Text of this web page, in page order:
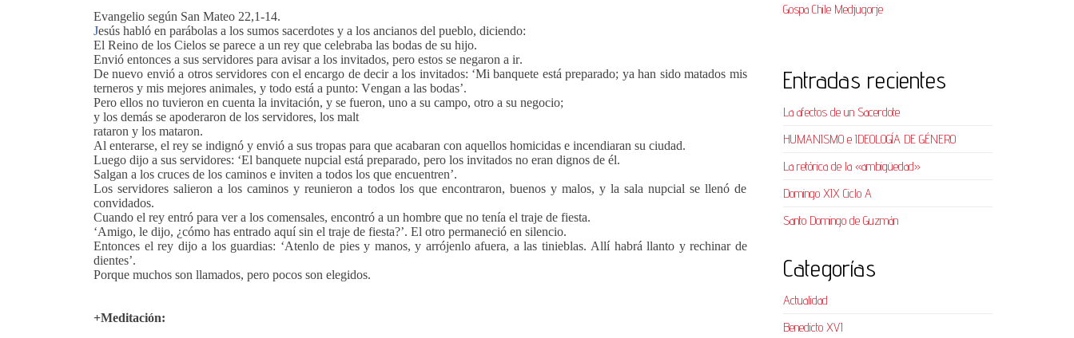
Evangelio según San Mateo 22,1-14.
Jesús habló en parábolas a los sumos sacerdotes y a los ancianos del pueblo, diciendo:
El Reino de los Cielos se parece a un rey que celebraba las bodas de su hijo.
Envió entonces a sus servidores para avisar a los invitados, pero estos se negaron a ir.
De nuevo envió a otros servidores con el encargo de decir a los invitados: ‘Mi banquete está preparado; ya han sido matados mis
terneros y mis mejores animales, y todo está a punto: Vengan a las bodas’.
Pero ellos no tuvieron en cuenta la invitación, y se fueron, uno a su campo, otro a su negocio;
y los demás se apoderaron de los servidores, los malt
rataron y los mataron.
Al enterarse, el rey se indignó y envió a sus tropas para que acabaran con aquellos homicidas e incendiaran su ciudad.
Luego dijo a sus servidores: ‘El banquete nupcial está preparado, pero los invitados no eran dignos de él.
Salgan a los cruces de los caminos e inviten a todos los que encuentren’.
Los servidores salieron a los caminos y reunieron a todos los que encontraron, buenos y malos, y la sala nupcial se llenó de
convidados.
Cuando el rey entró para ver a los comensales, encontró a un hombre que no tenía el traje de fiesta.
‘Amigo, le dijo, ¿cómo has entrado aquí sin el traje de fiesta?’. El otro permaneció en silencio.
Entonces el rey dijo a los guardias: ‘Atenlo de pies y manos, y arrójenlo afuera, a las tinieblas. Allí habrá llanto y rechinar de
dientes’.
Porque muchos son llamados, pero pocos son elegidos.
+Meditación:
Gospa Chile Medjugorje
Entradas recientes
La afectos de un Sacerdote
HUMANISMO e IDEOLOGÍA DE GÉNERO
La retórica de la «ambigüedad»
Domingo XIX Ciclo A
Santo Domingo de Guzmán
Categorías
Actualidad
Benedicto XVI